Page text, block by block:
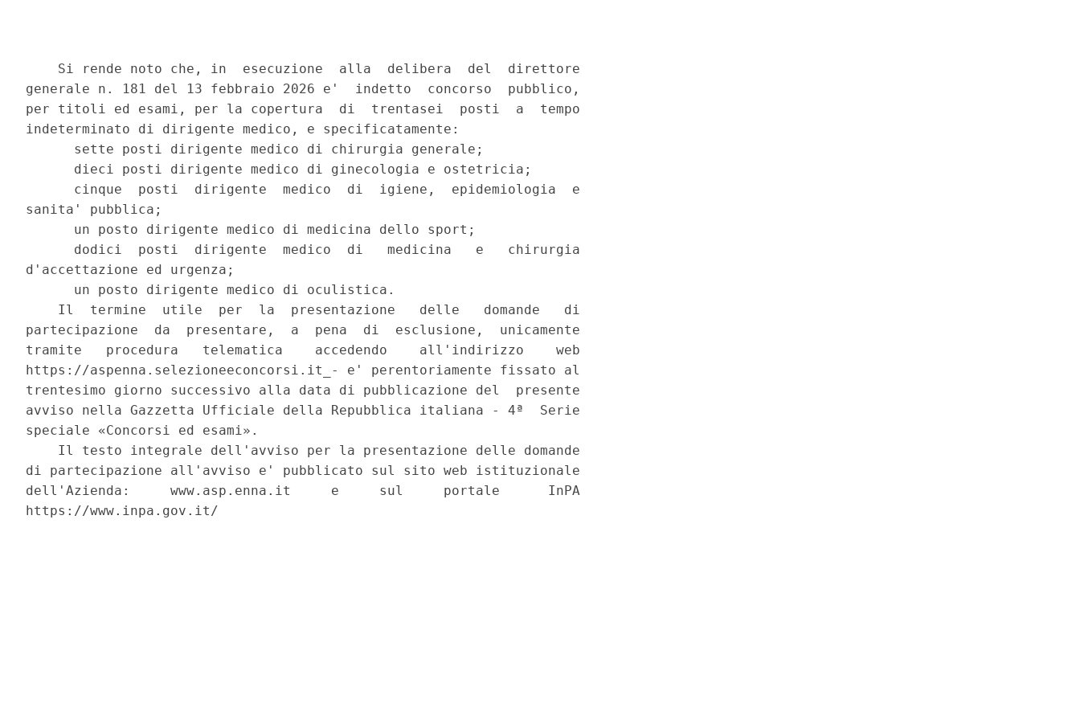
    Si rende noto che, in  esecuzione  alla  delibera  del  direttore
generale n. 181 del 13 febbraio 2026 e'  indetto  concorso  pubblico,
per titoli ed esami, per la copertura  di  trentasei  posti  a  tempo
indeterminato di dirigente medico, e specificatamente:
      sette posti dirigente medico di chirurgia generale;
      dieci posti dirigente medico di ginecologia e ostetricia;
      cinque  posti  dirigente  medico  di  igiene,  epidemiologia  e
sanita' pubblica;
      un posto dirigente medico di medicina dello sport;
      dodici  posti  dirigente  medico  di   medicina   e   chirurgia
d'accettazione ed urgenza;
      un posto dirigente medico di oculistica.
    Il  termine  utile  per  la  presentazione   delle   domande   di
partecipazione  da  presentare,  a  pena  di  esclusione,  unicamente
tramite   procedura   telematica    accedendo    all'indirizzo    web
https://aspenna.selezioneeconcorsi.it_- e' perentoriamente fissato al
trentesimo giorno successivo alla data di pubblicazione del  presente
avviso nella Gazzetta Ufficiale della Repubblica italiana - 4ª  Serie
speciale «Concorsi ed esami».
    Il testo integrale dell'avviso per la presentazione delle domande
di partecipazione all'avviso e' pubblicato sul sito web istituzionale
dell'Azienda:     www.asp.enna.it     e     sul     portale      InPA
https://www.inpa.gov.it/